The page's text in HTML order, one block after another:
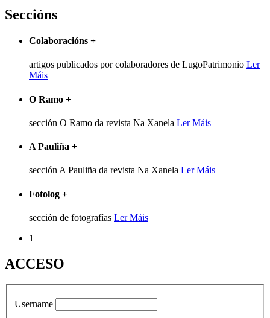
Seccións
Colaboracións +
artigos publicados por colaboradores de LugoPatrimonio Ler
Máis
O Ramo +
sección O Ramo da revista Na Xanela Ler Máis
A Pauliña +
sección A Pauliña da revista Na Xanela Ler Máis
Fotolog +
sección de fotografías Ler Máis
1
ACCESO
Username